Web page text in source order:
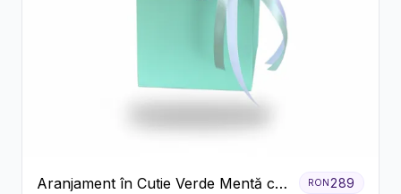
Aranjament în Cutie Verde Mentă cu
RON 289